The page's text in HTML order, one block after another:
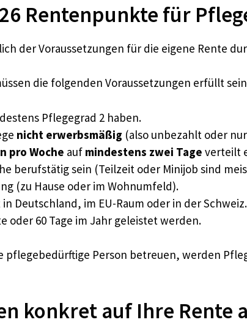
Rentenpunkte für
der Voraussetzungen für die eigene Rente
die folgenden Voraussetzungen erfüllt
Pflegegrad 2 haben.
nicht erwerbsmäßig (also unbezahlt oder
pro Woche auf mindestens zwei Tage verteilt
berufstätig sein (Teilzeit oder Minijob sind
(zu Hause oder im Wohnumfeld).
Deutschland, im EU-Raum oder in der Schweiz.
oder 60 Tage im Jahr geleistet werden.
pflegebedürftige Person betreuen, werden
konkret auf Ihre Rente